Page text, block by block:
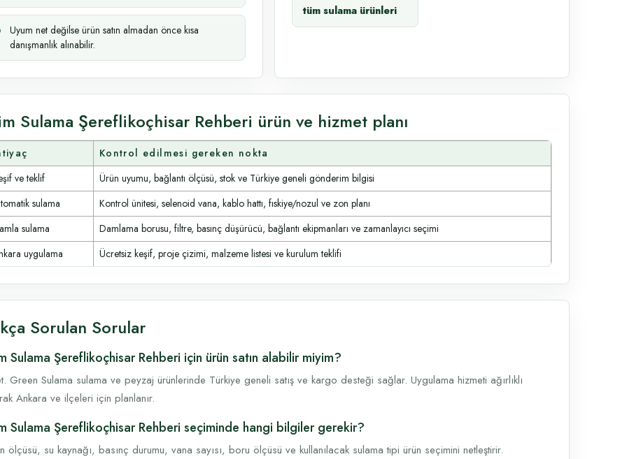
Uyum net değilse ürün satın almadan önce kısa
danışmanlık alınabilir.
tüm sulama ürünleri
Sulama Şereflikoçhisar Rehberi ürün ve hizmet planı
Kontrol edilmesi gereken nokta
ve teklif
Ürün uyumu, bağlantı ölçüsü, stok ve Türkiye geneli gönderim bilgisi
sulama
Kontrol ünitesi, selenoid vana, kablo hattı, fıskiye/nozul ve zon planı
sulama
Damlama borusu, filtre, basınç düşürücü, bağlantı ekipmanları ve zamanlayıcı seçimi
uygulama
Ücretsiz keşif, proje çizimi, malzeme listesi ve kurulum teklifi
Sorulan Sorular
Sulama Şereflikoçhisar Rehberi için ürün satın alabilir miyim?
Green Sulama sulama ve peyzaj ürünlerinde Türkiye geneli satış ve kargo desteği sağlar. Uygulama hizmeti ağırlıklı
Ankara ve ilçeleri için planlanır.
Sulama Şereflikoçhisar Rehberi seçiminde hangi bilgiler gerekir?
ölçüsü, su kaynağı, basınç durumu, vana sayısı, boru ölçüsü ve kullanılacak sulama tipi ürün seçimini netleştirir.